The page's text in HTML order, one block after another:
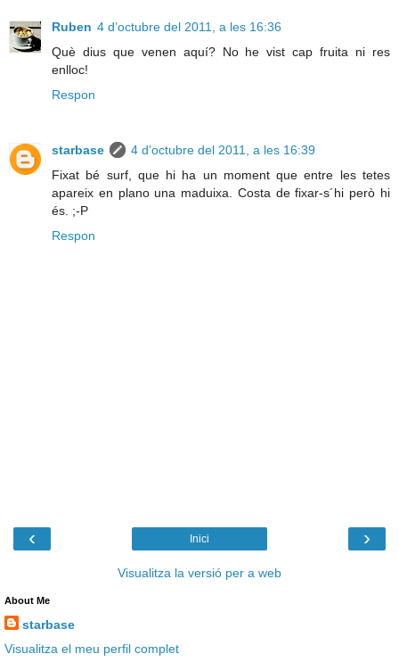
Ruben 4 d’octubre del 2011, a les 16:36
Què dius que venen aquí? No he vist cap fruita ni res
enlloc!
Respon
starbase
4 d’octubre del 2011, a les 16:39
Fixat bé surf, que hi ha un moment que entre les tetes
apareix en plano una maduixa. Costa de fixar-s´hi però hi
és. ;-P
Respon
‹ ›
Inici
Visualitza la versió per a web
About Me
starbase
Visualitza el meu perfil complet